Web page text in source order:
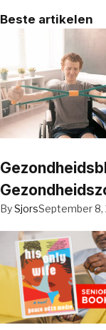
Beste artikelen
BySjorsSeptember 8,